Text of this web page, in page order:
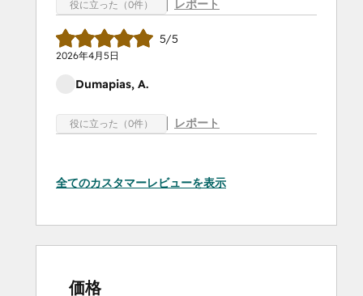
役に立った（0件） レポート
5/5
2026年4月5日
Dumapias, A.
役に立った（0件） レポート
全てのカスタマーレビューを表示
価格